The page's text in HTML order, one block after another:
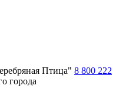
Птица" 8 800 222
города